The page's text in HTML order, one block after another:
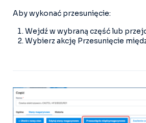
Aby wykonać przesunięcie:
Wejdź w wybraną część lub
Wybierz akcję Przesunięcie